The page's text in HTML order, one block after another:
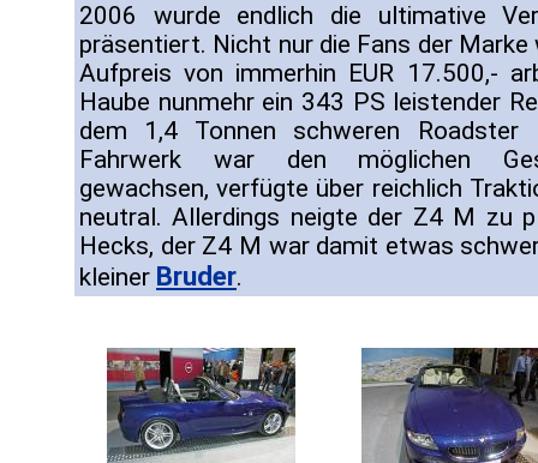
2006 wurde endlich die ultimative
präsentiert. Nicht nur die Fans der
Aufpreis von immerhin EUR 17.500,-
Haube nunmehr ein 343 PS leistender
dem 1,4 Tonnen schweren
Fahrwerk war den möglichen
gewachsen, verfügte über reichlich
neutral. Allerdings neigte der Z4 M zu
Hecks, der Z4 M war damit etwas
kleiner Bruder.